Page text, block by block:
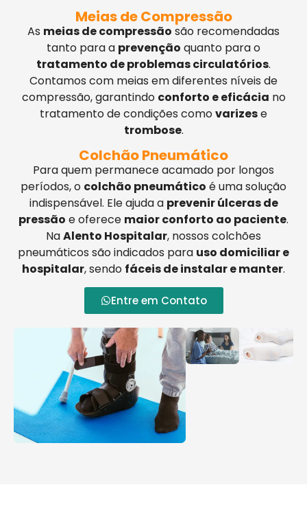
Meias de Compressão
As meias de compressão são recomendadas
tanto para a prevenção quanto para o
tratamento de problemas circulatórios.
Contamos com meias em diferentes níveis de
compressão, garantindo conforto e eficácia no
tratamento de condições comovarizese
trombose.
Colchão Pneumático
Para quem permanece acamado por longos
períodos, o colchão pneumático é uma solução
indispensável. Ele ajuda a prevenir úlceras de
pressão e oferece maior conforto ao paciente.
NaAlento Hospitalar, nossos colchões
pneumáticos são indicados para uso domiciliar e
hospitalar, sendo fáceis de instalar e manter.
Entre em Contato